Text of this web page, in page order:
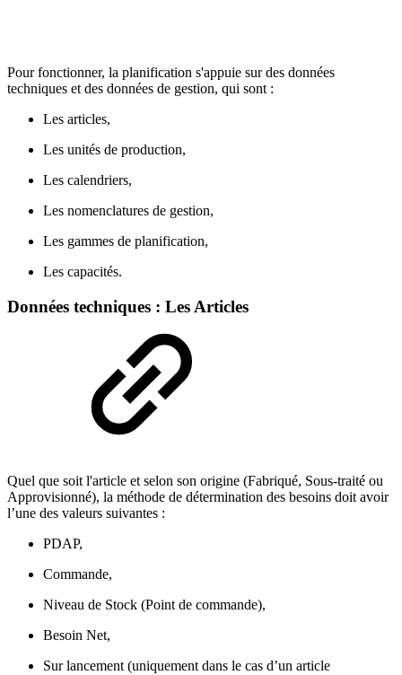
Pour fonctionner, la planification s'appuie sur des données
techniques et des données de gestion, qui sont :
Les articles,
Les unités de production,
Les calendriers,
Les nomenclatures de gestion,
Les gammes de planification,
Les capacités.
Données techniques : Les Articles
Quel que soit l'article et selon son origine (Fabriqué, Sous-traité ou
Approvisionné), la méthode de détermination des besoins doit avoir
l’une des valeurs suivantes :
PDAP,
Commande,
Niveau de Stock (Point de commande),
Besoin Net,
Sur lancement (uniquement dans le cas d’un article